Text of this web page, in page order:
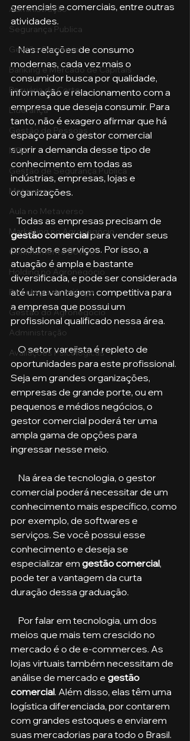
Administração
Segurança Publica
Gestão Comercial
Banking e Mercado de Capitais
Pecuária de Corte
Liderança
Gestão de Pessoas
MBA
Gestão de Segurança Publica
Metaverso
Aula no Metaverso
Marketing no Agronegócio
Confinamento Bovino
Holding no Agronegócio
Psicologia de tráfego
Gestão do Agronegócio
Administração
Avaliações Psicológicas
gerenciais e comerciais, entre outras
atividades.
    Nas relações de consumo
modernas, cada vez mais o
consumidor busca por qualidade,
informação e relacionamento com a
empresa que deseja consumir. Para
tanto, não é exagero afirmar que há
espaço para o gestor comercial
suprir a demanda desse tipo de
conhecimento em todas as
indústrias, empresas, lojas e
organizações.
   Todas as empresas precisam de
gestão comercial para vender seus
produtos e serviços. Por isso, a
atuação é ampla e bastante
diversificada, e pode ser considerada
até uma vantagem competitiva para
a empresa que possui um
profissional qualificado nessa área.
    O setor varejista é repleto de
oportunidades para este profissional.
Seja em grandes organizações,
empresas de grande porte, ou em
pequenos e médios negócios, o
gestor comercial poderá ter uma
ampla gama de opções para
ingressar nesse meio.
comercial poderá necessitar de um
conhecimento mais específico, como
por exemplo, de softwares e
serviços. Se você possui esse
conhecimento e deseja se
especializar em gestão comercial,
pode ter a vantagem da curta
duração dessa graduação.
meios que mais tem crescido no
mercado é o de e-commerces. As
lojas virtuais também necessitam de
análise de mercado e gestão
comercial. Além disso, elas têm uma
logística diferenciada, por contarem
com grandes estoques e enviarem
suas mercadorias para todo o Brasil.